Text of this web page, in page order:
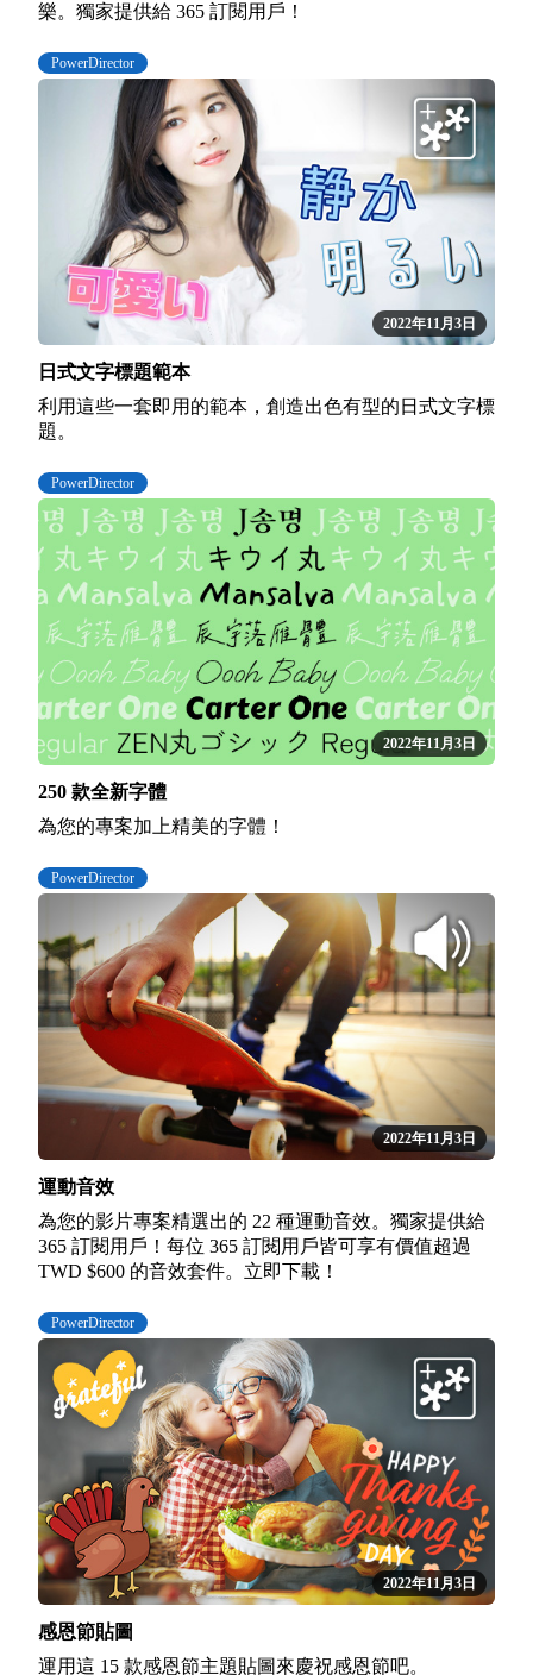
樂。獨家提供給 365 訂閱用戶！
PowerDirector
2022年11月3日
日式文字標題範本
利用這些一套即用的範本，創造出色有型的日式文字標
題。
PowerDirector
2022年11月3日
250 款全新字體
為您的專案加上精美的字體！
PowerDirector
2022年11月3日
運動音效
為您的影片專案精選出的 22 種運動音效。獨家提供給
365 訂閱用戶！每位 365 訂閱用戶皆可享有價值超過
TWD $600 的音效套件。立即下載！
PowerDirector
2022年11月3日
感恩節貼圖
運用這 15 款感恩節主題貼圖來慶祝感恩節吧。